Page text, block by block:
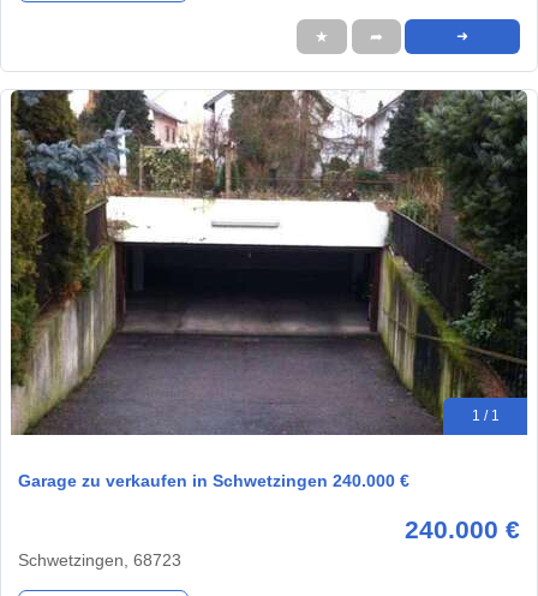
★ ➦ ➜
1 / 1
Garage zu verkaufen in Schwetzingen 240.000 €
240.000 €
Schwetzingen, 68723